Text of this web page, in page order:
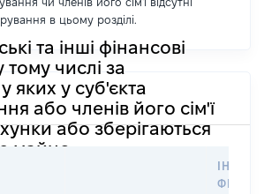
в цьому розділі.
та інші фінансові
тому числі за
яких у суб'єкта
або членів його сім'ї
або зберігаються
майно